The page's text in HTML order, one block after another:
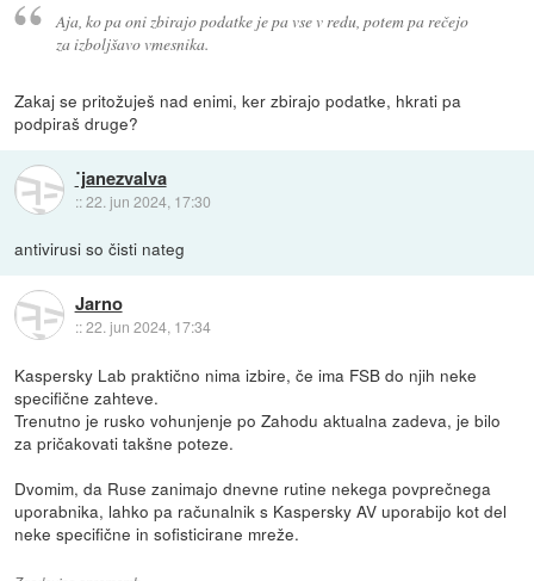
Aja, ko pa oni zbirajo podatke je pa vse v redu, potem pa rečejo
za izboljšavo vmesnika.
Zakaj se pritožuješ nad enimi, ker zbirajo podatke, hkrati pa
podpiraš druge?
˙janezvalva
::22. jun 2024, 17:30
antivirusi so čisti nateg
Jarno
::22. jun 2024, 17:34
Kaspersky Lab praktično nima izbire, če ima FSB do njih neke
specifične zahteve.
Trenutno je rusko vohunjenje po Zahodu aktualna zadeva, je bilo
za pričakovati takšne poteze.
Dvomim, da Ruse zanimajo dnevne rutine nekega povprečnega
uporabnika, lahko pa računalnik s Kaspersky AV uporabijo kot del
neke specifične in sofisticirane mreže.